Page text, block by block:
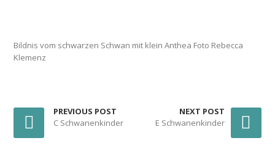
Bildnis vom schwarzen Schwan mit klein Anthea Foto Rebecca
Klemenz
PREVIOUS POST
C Schwanenkinder
NEXT POST
E Schwanenkinder